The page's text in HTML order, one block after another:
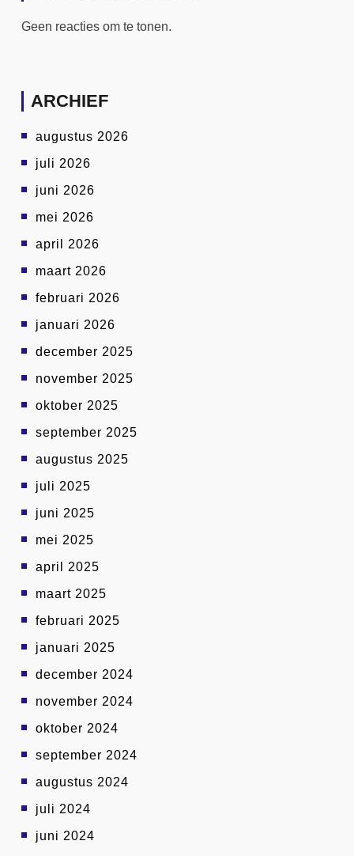
Geen reacties om te tonen.
ARCHIEF
augustus 2026
juli 2026
juni 2026
mei 2026
april 2026
maart 2026
februari 2026
januari 2026
december 2025
november 2025
oktober 2025
september 2025
augustus 2025
juli 2025
juni 2025
mei 2025
april 2025
maart 2025
februari 2025
januari 2025
december 2024
november 2024
oktober 2024
september 2024
augustus 2024
juli 2024
juni 2024